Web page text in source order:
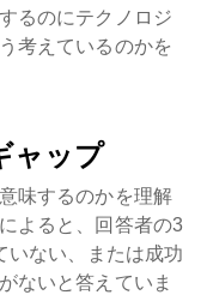
るのにテクノロジ
考えているのかを
ャップ
味するのかを理解
よると、回答者の3
いない、または成功
ないと答えていま